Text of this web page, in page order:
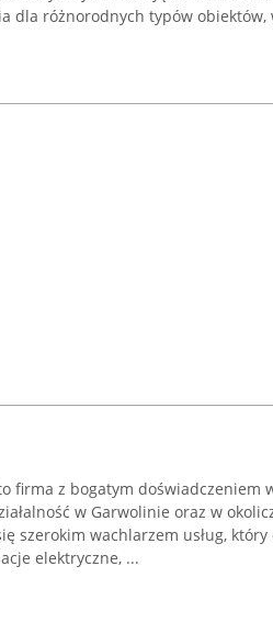
dla różnorodnych typów obiektów,
to firma z bogatym doświadczeniem
w Garwolinie oraz w
szerokim wachlarzem usług,
elektryczne, ...